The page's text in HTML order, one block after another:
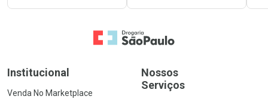
Ir para a Home
Institucional
Venda No Marketplace
Nossos
Serviços